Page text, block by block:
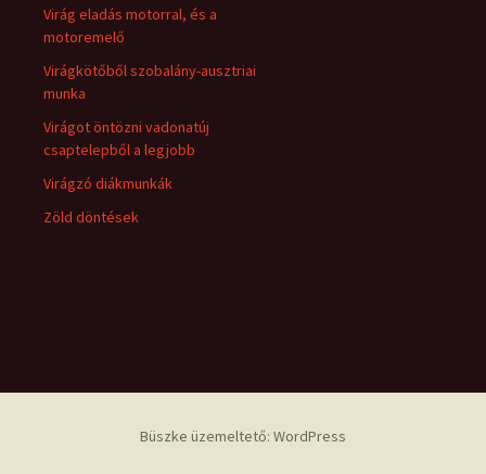
Virág eladás motorral, és a
motoremelő
Virágkötőből szobalány-ausztriai
munka
Virágot öntözni vadonatúj
csaptelepből a legjobb
Virágzó diákmunkák
Zöld döntések
Büszke üzemeltető: WordPress